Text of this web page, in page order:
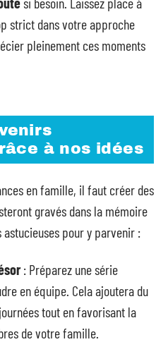
strict dans votre approche
pleinement ces moments
à nos idées
en famille, il faut créer des
gravés dans la mémoire
astucieuses pour y parvenir :
: Préparez une série
en équipe. Cela ajoutera du
tout en favorisant la
de votre famille.